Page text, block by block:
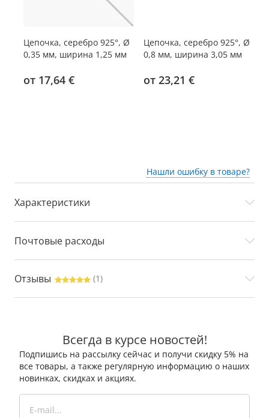
Цепочка, серебро 925°, Ø
0,35 мм, ширина 1,25 мм
от 17,64 €
Цепочка, серебро 925°, Ø
0,8 мм, ширина 3,05 мм
от 23,21 €
Нашли ошибку в товаре?
Характеристики
Почтовые расходы
Отзывы (1)
Всегда в курсе новостей!
Подпишись на рассылку сейчас и получи скидку 5% на
все товары, а также регулярную информацию о наших
новинках, скидках и акциях.